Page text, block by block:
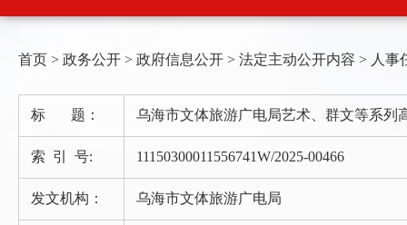
首页 > 政务公开 > 政府信息公开 > 法定主动公开内容 > 人事
标 题： 乌海市文体旅游广电局艺术、群文等系列
索 引 号: 11150300011556741W/2025-00466
发文机构： 乌海市文体旅游广电局